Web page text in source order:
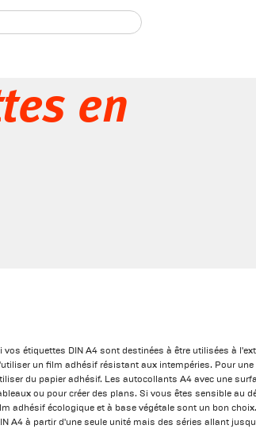
en
vos étiquettes DIN A4 sont destinées à être utilisées à
un film adhésif résistant aux intempéries. Pour
du papier adhésif. Les autocollants A4 avec une
ou pour créer des plans. Si vous êtes sensible au
adhésif écologique et à base végétale sont un bon
A4 à partir d'une seule unité mais des séries allant